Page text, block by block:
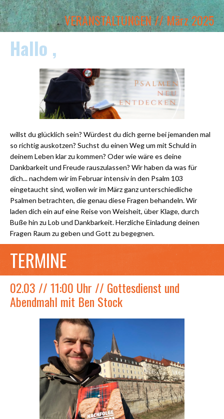
VERANSTALTUNGEN // März 2025
Hallo ,
willst du glücklich sein? Würdest du dich gerne bei jemanden mal
so richtig auskotzen? Suchst du einen Weg um mit Schuld in
deinem Leben klar zu kommen? Oder wie wäre es deine
Dankbarkeit und Freude rauszulassen? Wir haben da was für
dich... nachdem wir im Februar intensiv in den Psalm 103
eingetaucht sind, wollen wir im März ganz unterschiedliche
Psalmen betrachten, die genau diese Fragen behandeln. Wir
laden dich ein auf eine Reise von Weisheit, über Klage, durch
Buße hin zu Lob und Dankbarkeit. Herzliche Einladung deinen
Fragen Raum zu geben und Gott zu begegnen.
TERMINE
02.03 // 11:00 Uhr // Gottesdienst und
Abendmahl mit Ben Stock